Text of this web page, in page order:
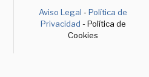
Aviso Legal -Política de
Privacidad - Política de
Cookies